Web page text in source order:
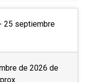
25 septiembre
de 2026 de